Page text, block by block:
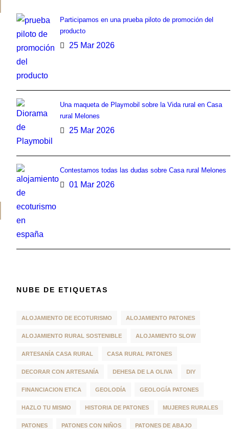
Participamos en una prueba piloto de promoción del
producto
25 Mar 2026
Una maqueta de Playmobil sobre la Vida rural en Casa
rural Melones
25 Mar 2026
Contestamos todas las dudas sobre Casa rural Melones
01 Mar 2026
NUBE DE ETIQUETAS
ALOJAMIENTO DE ECOTURISMO ALOJAMIENTO PATONES
ALOJAMIENTO RURAL SOSTENIBLE ALOJAMIENTO SLOW
ARTESANÍA CASA RURAL CASA RURAL PATONES
DECORAR CON ARTESANÍA DEHESA DE LA OLIVA DIY
FINANCIACION ETICA GEOLODÍA GEOLOGÍA PATONES
HAZLO TU MISMO HISTORIA DE PATONES MUJERES RURALES
PATONES PATONES CON NIÑOS PATONES DE ABAJO